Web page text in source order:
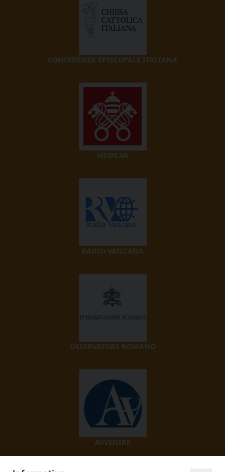
CONFERENZA EPISCOPALE ITALIANA
NEWS.VA
RADIO VATICANA
OSSERVATORE ROMANO
AVVENIRE